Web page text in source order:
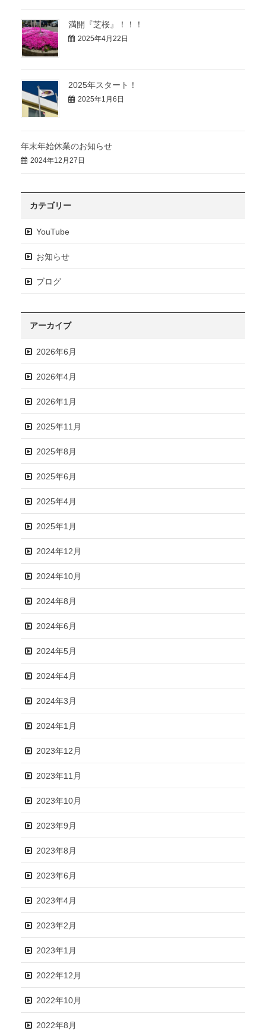
満開『芝桜』！！！
2025年4月22日
2025年スタート！
2025年1月6日
年末年始休業のお知らせ
2024年12月27日
カテゴリー
YouTube
お知らせ
ブログ
アーカイブ
2026年6月
2026年4月
2026年1月
2025年11月
2025年8月
2025年6月
2025年4月
2025年1月
2024年12月
2024年10月
2024年8月
2024年6月
2024年5月
2024年4月
2024年3月
2024年1月
2023年12月
2023年11月
2023年10月
2023年9月
2023年8月
2023年6月
2023年4月
2023年2月
2023年1月
2022年12月
2022年10月
2022年8月